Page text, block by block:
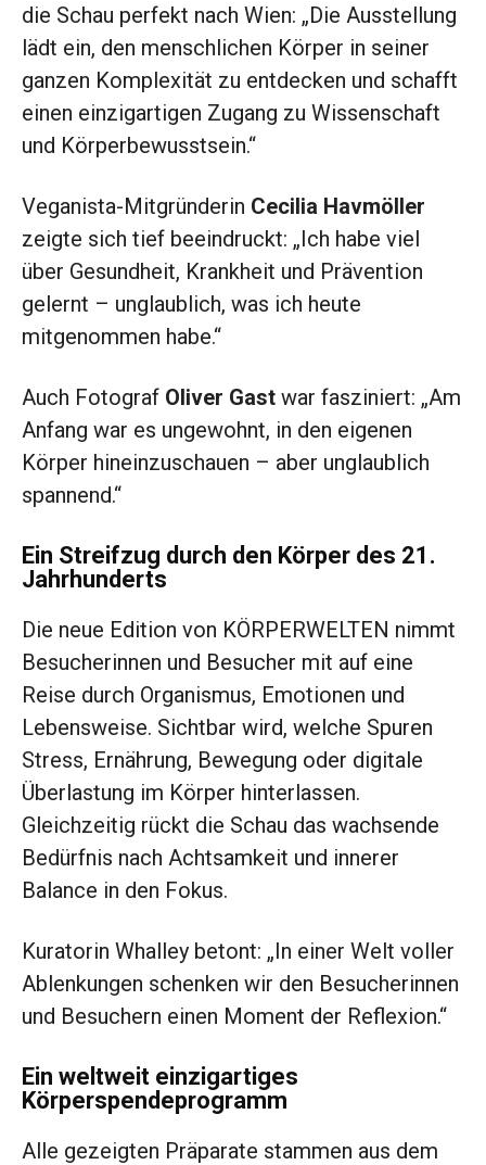
die Schau perfekt nach Wien: „Die Ausstellung
lädt ein, den menschlichen Körper in seiner
ganzen Komplexität zu entdecken und schafft
einen einzigartigen Zugang zu Wissenschaft
und Körperbewusstsein.“
Veganista-Mitgründerin Cecilia Havmöller
zeigte sich tief beeindruckt: „Ich habe viel
über Gesundheit, Krankheit und Prävention
gelernt – unglaublich, was ich heute
mitgenommen habe.“
Auch Fotograf Oliver Gast war fasziniert: „Am
Anfang war es ungewohnt, in den eigenen
Körper hineinzuschauen – aber unglaublich
spannend.“
Ein Streifzug durch den Körper des 21.
Jahrhunderts
Die neue Edition von KÖRPERWELTEN nimmt
Besucherinnen und Besucher mit auf eine
Reise durch Organismus, Emotionen und
Lebensweise. Sichtbar wird, welche Spuren
Stress, Ernährung, Bewegung oder digitale
Überlastung im Körper hinterlassen.
Gleichzeitig rückt die Schau das wachsende
Bedürfnis nach Achtsamkeit und innerer
Balance in den Fokus.
Kuratorin Whalley betont: „In einer Welt voller
Ablenkungen schenken wir den Besucherinnen
und Besuchern einen Moment der Reflexion.“
Ein weltweit einzigartiges
Körperspendeprogramm
Alle gezeigten Präparate stammen aus dem